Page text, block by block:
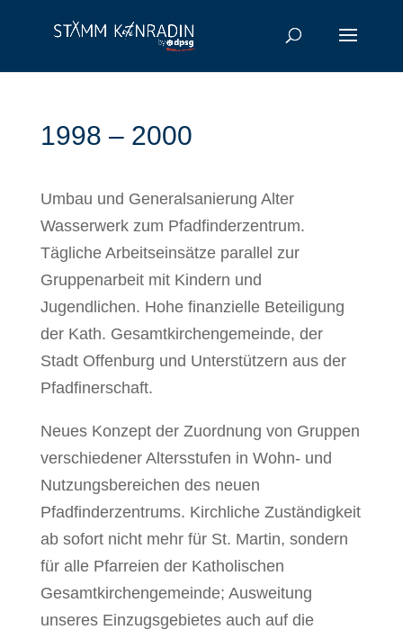
1998 – 2000
Umbau und Generalsanierung Alter
Wasserwerk zum Pfadfinderzentrum.
Tägliche Arbeitseinsätze parallel zur
Gruppenarbeit mit Kindern und
Jugendlichen. Hohe finanzielle Beteiligung
der Kath. Gesamtkirchengemeinde, der
Stadt Offenburg und Unterstützern aus der
Pfadfinerschaft.
Neues Konzept der Zuordnung von Gruppen
verschiedener Altersstufen in Wohn- und
Nutzungsbereichen des neuen
Pfadfinderzentrums. Kirchliche Zuständigkeit
ab sofort nicht mehr für St. Martin, sondern
für alle Pfarreien der Katholischen
Gesamtkirchengemeinde; Ausweitung
unseres Einzugsgebietes auch auf die